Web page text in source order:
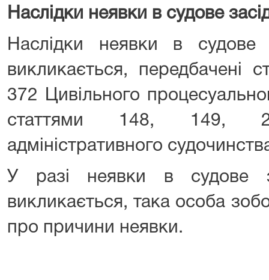
Наслідки неявки в судове
Наслідки неявки в судове
викликається, передбачені
372 Цивільного
статтями 148, 149,
адміністративного
У разі неявки в судове
викликається, така особа
про причини неявки.